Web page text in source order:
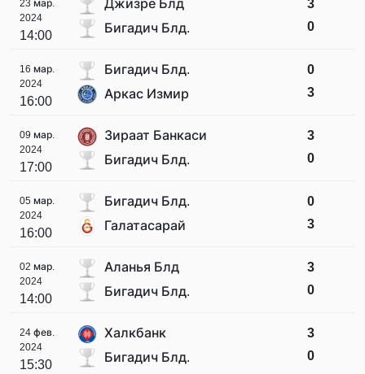
23 мар.
2024
14:00
Джизре Блд
Бигадич Блд.
3
0
16 мар.
2024
16:00
Бигадич Блд.
Аркас Измир
0
3
09 мар.
2024
17:00
Зираат Банкаси
Бигадич Блд.
3
0
05 мар.
2024
16:00
Бигадич Блд.
Галатасарай
0
3
02 мар.
2024
14:00
Аланья Блд
Бигадич Блд.
3
0
24 фев.
2024
15:30
Халкбанк
Бигадич Блд.
3
0